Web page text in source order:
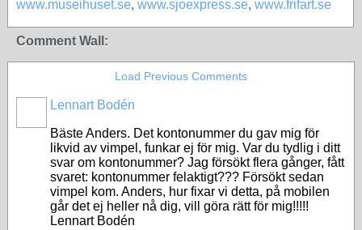
www.museihuset.se, www.sjoexpress.se, www.frifart.se
Comment Wall:
Load Previous Comments
Lennart Bodén
Bäste Anders. Det kontonummer du gav mig för
likvid av vimpel, funkar ej för mig. Var du tydlig i ditt
svar om kontonummer? Jag försökt flera gånger, fått
svaret: kontonummer felaktigt??? Försökt sedan
vimpel kom. Anders, hur fixar vi detta, på mobilen
går det ej heller nå dig, vill göra rätt för mig!!!!!
Lennart Bodén